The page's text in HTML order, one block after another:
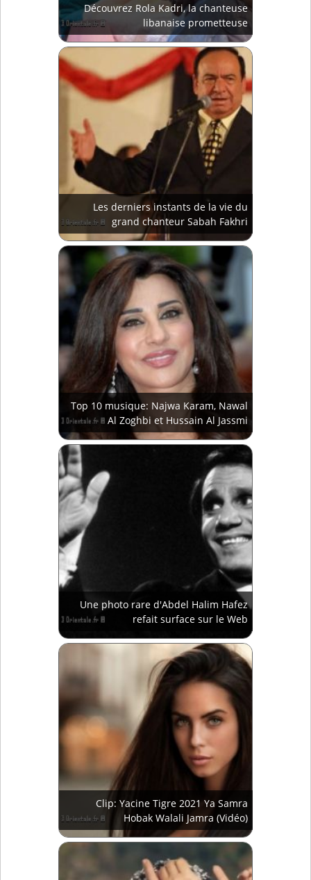
Découvrez Rola Kadri, la chanteuse
libanaise prometteuse
Les derniers instants de la vie du
grand chanteur Sabah Fakhri
Top 10 musique: Najwa Karam, Nawal
Al Zoghbi et Hussain Al Jassmi
Une photo rare d'Abdel Halim Hafez
refait surface sur le Web
Clip: Yacine Tigre 2021 Ya Samra
Hobak Walali Jamra (Vidéo)